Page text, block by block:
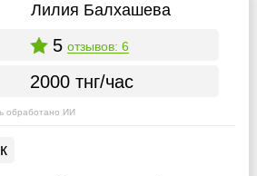
Лилия Балхашева
5 отзывов: 6
2000 тнг/час
обработано ИИ